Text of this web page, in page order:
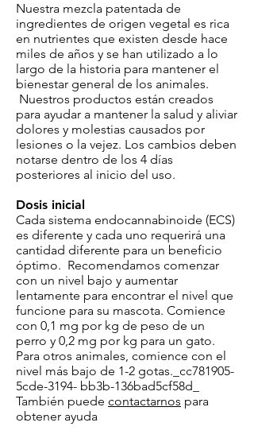
Nuestra mezcla patentada de
ingredientes de origen vegetal es rica
en nutrientes que existen desde hace
miles de años y se han utilizado a lo
largo de la historia para mantener el
bienestar general de los animales.
Nuestros productos están creados
para ayudar a mantener la salud y aliviar
dolores y molestias causados por
lesiones o la vejez. Los cambios deben
notarse dentro de los 4 días
posteriores al inicio del uso.
Dosis inicial
Cada sistema endocannabinoide (ECS)
es diferente y cada uno requerirá una
cantidad diferente para un beneficio
óptimo. Recomendamos comenzar
con un nivel bajo y aumentar
lentamente para encontrar el nivel que
funcione para su mascota. Comience
con 0,1 mg por kg de peso de un
perro y 0,2 mg por kg para un gato.
Para otros animales, comience con el
nivel más bajo de 1-2 gotas._cc781905-
5cde-3194- bb3b-136bad5cf58d_
También puede contactarnos para
obtener ayuda